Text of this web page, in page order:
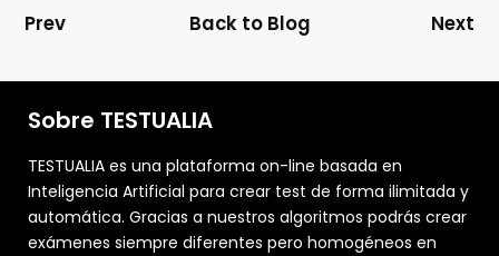
Prev Back to Blog Next
Sobre TESTUALIA
TESTUALIA es una plataforma on-line basada en
Inteligencia Artificial para crear test de forma ilimitada y
automática. Gracias a nuestros algoritmos podrás crear
exámenes siempre diferentes pero homogéneos en